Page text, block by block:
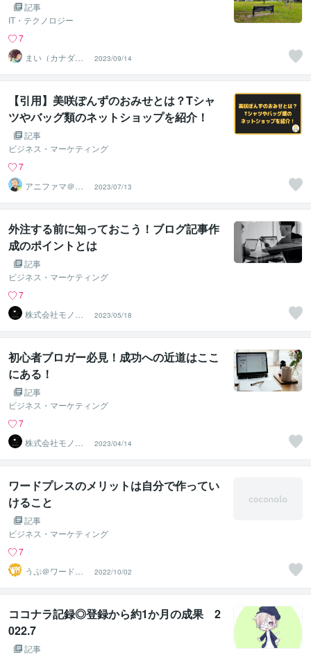
記事
IT・テクノロジー
7
まい（カナダ在
住）
2023/09/14
【引用】美咲ぽんずのおみせとは？Tシャ
ツやバッグ類のネットショップを紹介！
記事
ビジネス・マーケティング
7
アニファマ＠副
業でブログ実践
者
2023/07/13
外注する前に知っておこう！ブログ記事作
成のポイントとは
記事
ビジネス・マーケティング
7
株式会社モノク
ロマーケティン
グ
2023/05/18
初心者ブロガー必見！成功への近道はここ
にある！
記事
ビジネス・マーケティング
7
株式会社モノク
ロマーケティン
グ
2023/04/14
ワードプレスのメリットは自分で作ってい
けること
記事
ビジネス・マーケティング
7
うぷ＠ワードプ
レス・WEB活用
相談
2022/10/02
ココナラ記録◎登録から約1か月の成果 2
022.7
記事